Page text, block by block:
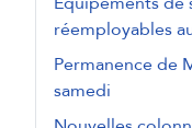
réemployables
Permanence de
samedi